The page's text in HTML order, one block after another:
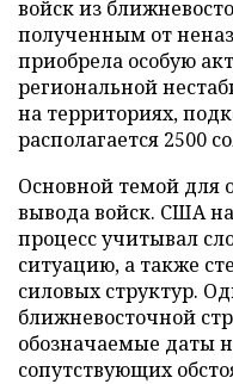
войск из
полученным от
приобрела особую
региональной
на территориях,
располагается 2500
Основной темой для
вывода войск. США
процесс учитывал
ситуацию, а также
силовых структур.
ближневосточной
обозначаемые даты
сопутствующих